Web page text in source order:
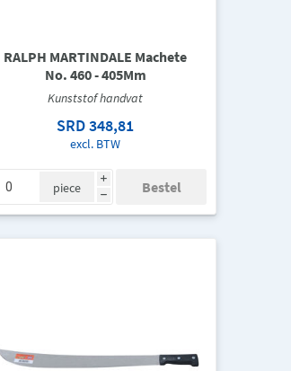
RALPH MARTINDALE Machete
No. 460 - 405Mm
Kunststof handvat
SRD 348,81
excl. BTW
i
h
piece